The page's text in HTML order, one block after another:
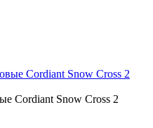
Cordiant Snow Cross 2